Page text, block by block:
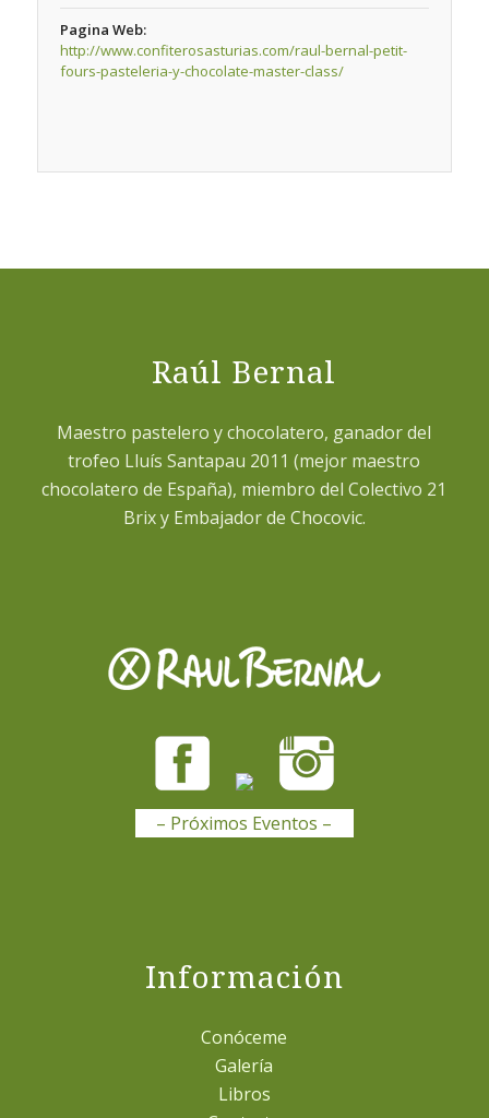
Pagina Web:
http://www.confiterosasturias.com/raul-bernal-petit-
fours-pasteleria-y-chocolate-master-class/
Raúl Bernal
Maestro pastelero y chocolatero, ganador del
trofeo Lluís Santapau 2011 (mejor maestro
chocolatero de España), miembro del Colectivo 21
Brix y Embajador de Chocovic.
– Próximos Eventos –
Información
Conóceme
Galería
Libros